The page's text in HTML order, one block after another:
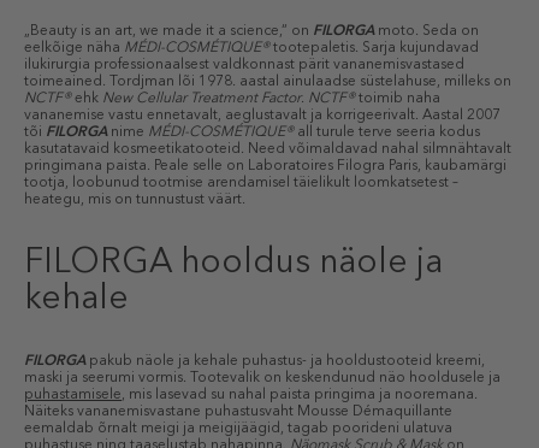
„Beauty is an art, we made it a science,“ on FILORGA moto. Seda on
eelkõige näha MÉDI-COSMÉTIQUE®tootepaletis. Sarja kujundavad
ilukirurgia professionaalsest valdkonnast pärit vananemisvastased
toimeained. Tordjman lõi 1978. aastal ainulaadse süstelahuse, milleks on
NCTF®ehk New Cellular Treatment Factor. NCTF®toimib naha
vananemise vastu ennetavalt, aeglustavalt ja korrigeerivalt. Aastal 2007
tõi FILORGAnime MÉDI-COSMÉTIQUE®all turule terve seeria kodus
kasutatavaid kosmeetikatooteid. Need võimaldavad nahal silmnähtavalt
pringimana paista. Peale selle on Laboratoires Filogra Paris, kaubamärgi
tootja, loobunud tootmise arendamisel täielikult loomkatsetest –
heategu, mis on tunnustust väärt.
FILORGA hooldus näole ja
kehale
FILORGApakub näole ja kehale puhastus- ja hooldustooteid kreemi,
maski ja seerumi vormis. Tootevalik on keskendunud näo hooldusele ja
puhastamisele, mis lasevad su nahal paista pringima ja nooremana.
Näiteks vananemisvastane puhastusvaht Mousse Démaquillante
eemaldab õrnalt meigi ja meigijäägid, tagab poorideni ulatuva